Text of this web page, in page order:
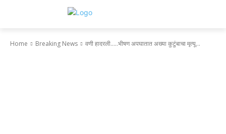
Home Breaking News वणी हादरली.....भीषण अपघातात अख्या कुटुंबाचा मृत्यू...